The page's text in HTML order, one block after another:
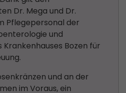
Dr. Mega und Dr.
Pflegepersonal der
und
Krankenhauses Bozen für
und an der
im Voraus, ein